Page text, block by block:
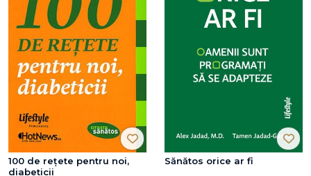
100 de reţete pentru noi,
diabeticii
Sănătos orice ar fi